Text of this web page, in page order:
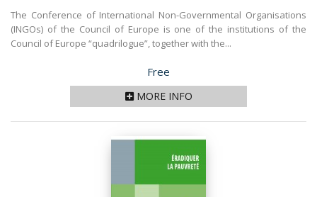
The Conference of International Non-Governmental Organisations
(INGOs) of the Council of Europe is one of the institutions of the
Council of Europe “quadrilogue”, together with the...
Price
Free
MORE INFO